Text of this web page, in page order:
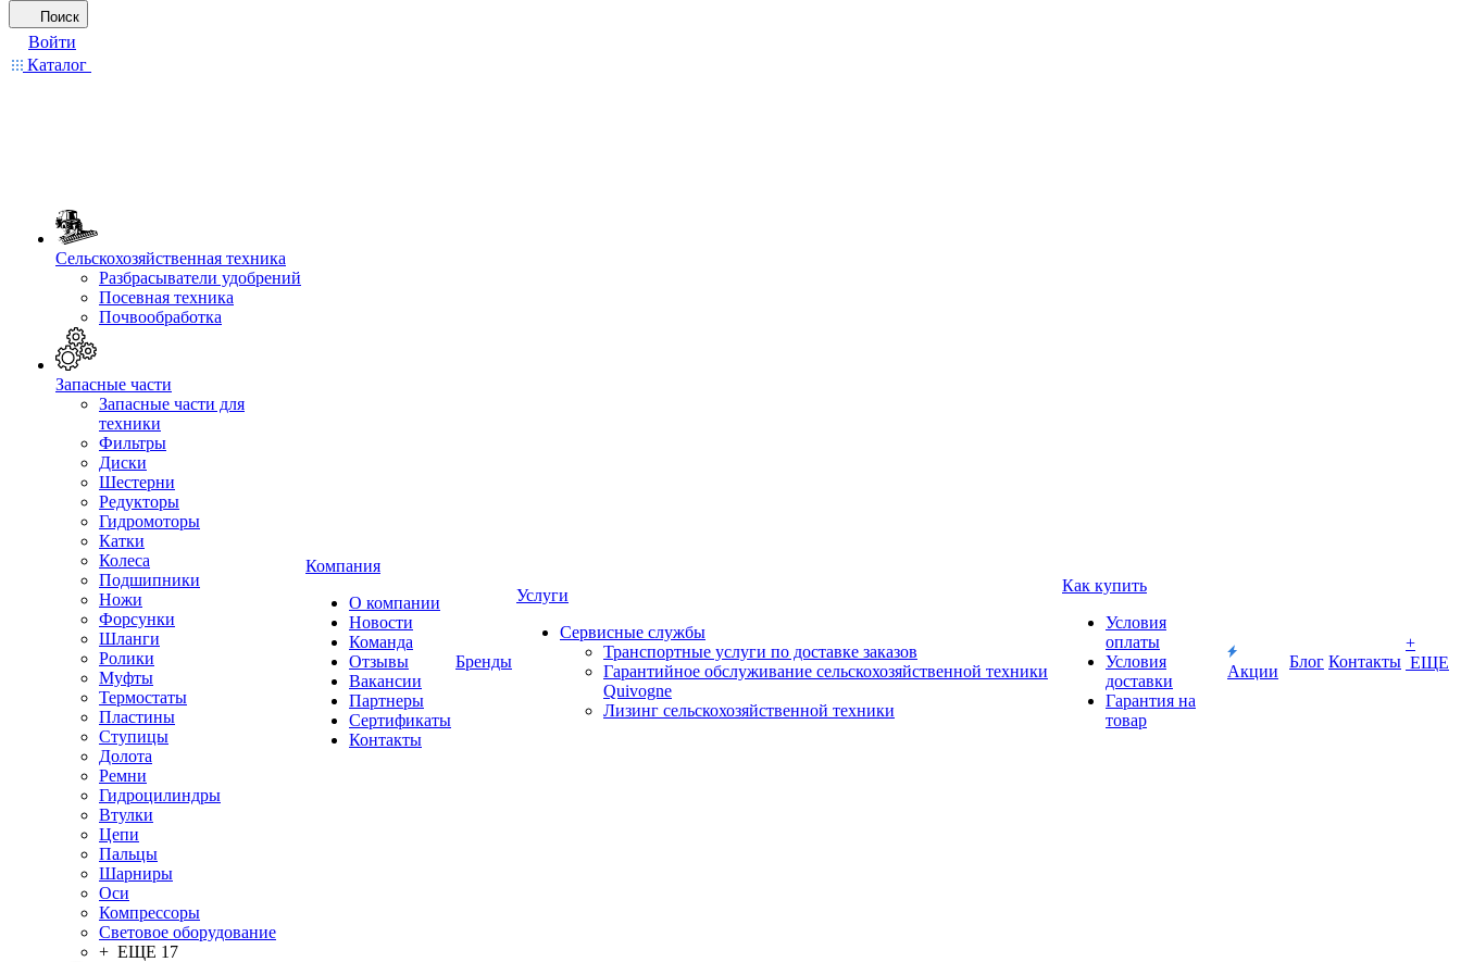
Поиск
Войти
Каталог
Сельскохозяйственная техника
Разбрасыватели удобрений
Посевная техника
Почвообработка
Запасные части
Запасные части для
техники
Фильтры
Диски
Шестерни
Редукторы
Гидромоторы
Катки
Колеса
Подшипники
Ножи
Форсунки
Шланги
Ролики
Муфты
Термостаты
Пластины
Ступицы
Долота
Ремни
Гидроцилиндры
Втулки
Цепи
Пальцы
Шарниры
Оси
Компрессоры
Световое оборудование
+ ЕЩЕ 17
Компания
О компании
Новости
Команда
Отзывы
Вакансии
Партнеры
Сертификаты
Контакты
Бренды
Услуги
Сервисные службы
Транспортные услуги по доставке заказов
Гарантийное обслуживание сельскохозяйственной техники
Quivogne
Лизинг сельскохозяйственной техники
Как купить
Условия
оплаты
Условия
доставки
Гарантия на
товар
Акции
Блог Контакты
+
ЕЩЕ